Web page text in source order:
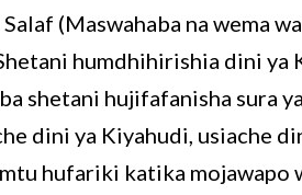
(Maswahaba na wema
humdhihirishia dini ya
shetani hujifafanisha sura
dini ya Kiyahudi, usiache
mtu hufariki katika